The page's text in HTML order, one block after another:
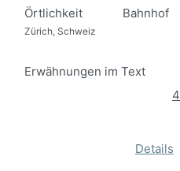
Örtlichkeit Bahnhof
Zürich, Schweiz
Erwähnungen im Text
4
Details